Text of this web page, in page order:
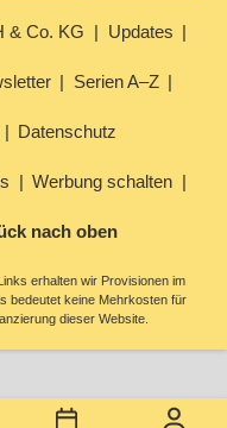
& Co. KG Updates
Serien A–Z
Datenschutz
Werbung schalten
nach oben
erhalten wir Provisionen im
bedeutet keine Mehrkosten für
dieser Website.